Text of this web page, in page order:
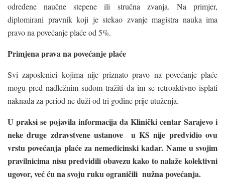
određene naučne stepene ili stručna zvanja. Na primjer,
diplomirani pravnik koji je stekao zvanje magistra nauka ima
pravo na povećanje plaće od 5%.
Primjena prava na povećanje plaće
Svi zaposlenici kojima nije priznato pravo na povećanje plaće
mogu pred nadležnim sudom tražiti da im se retroaktivno isplati
naknada za period ne duži od tri godine prije utuženja.
U praksi se pojavila informacija da Klinički centar Sarajevo i
neke druge zdravstvene ustanove u KS nije predvidio ovu
vrstu povećanja plaće za nemedicinski kadar. Name u svojim
pravilnicima nisu predvidili obavezu kako to nalaže kolektivni
ugovor, već ću na svoju ruku ograničili nužna povećanja.